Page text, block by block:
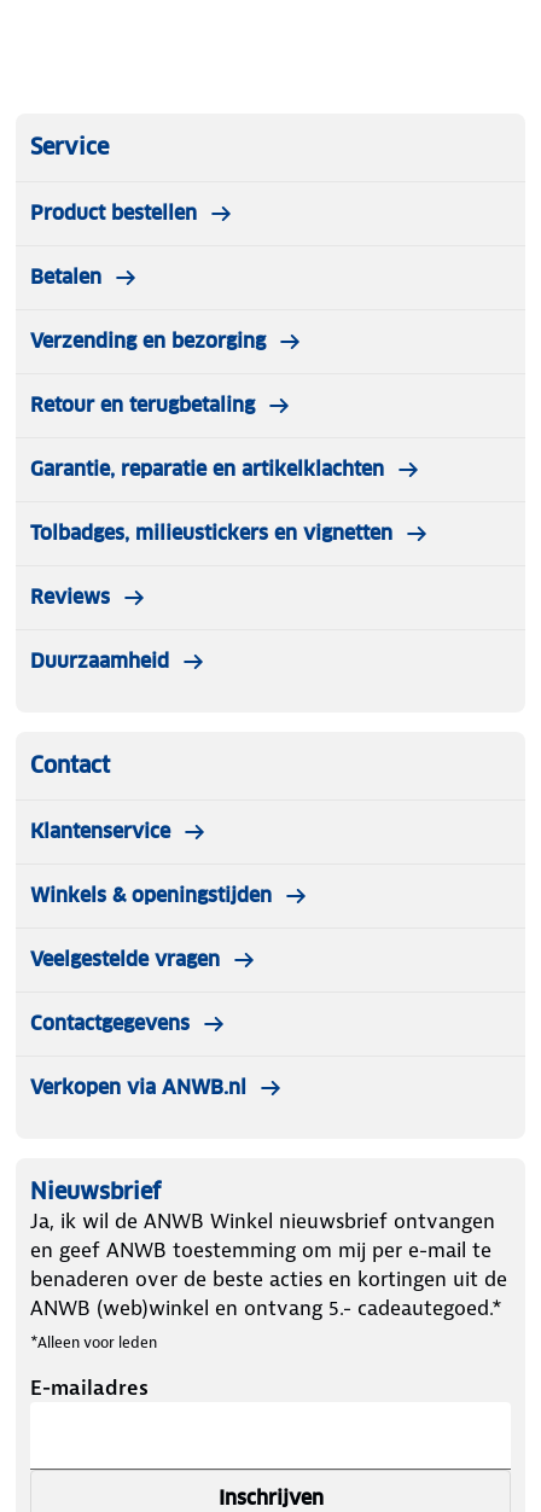
Service
Product bestellen
Betalen
Verzending en bezorging
Retour en terugbetaling
Garantie, reparatie en artikelklachten
Tolbadges, milieustickers en vignetten
Reviews
Duurzaamheid
Contact
Klantenservice
Winkels & openingstijden
Veelgestelde vragen
Contactgegevens
Verkopen via ANWB.nl
Nieuwsbrief
Ja, ik wil de ANWB Winkel nieuwsbrief ontvangen
en geef ANWB toestemming om mij per e-mail te
benaderen over de beste acties en kortingen uit de
ANWB (web)winkel en ontvang 5.- cadeautegoed.*
*Alleen voor leden
E-mailadres
Inschrijven